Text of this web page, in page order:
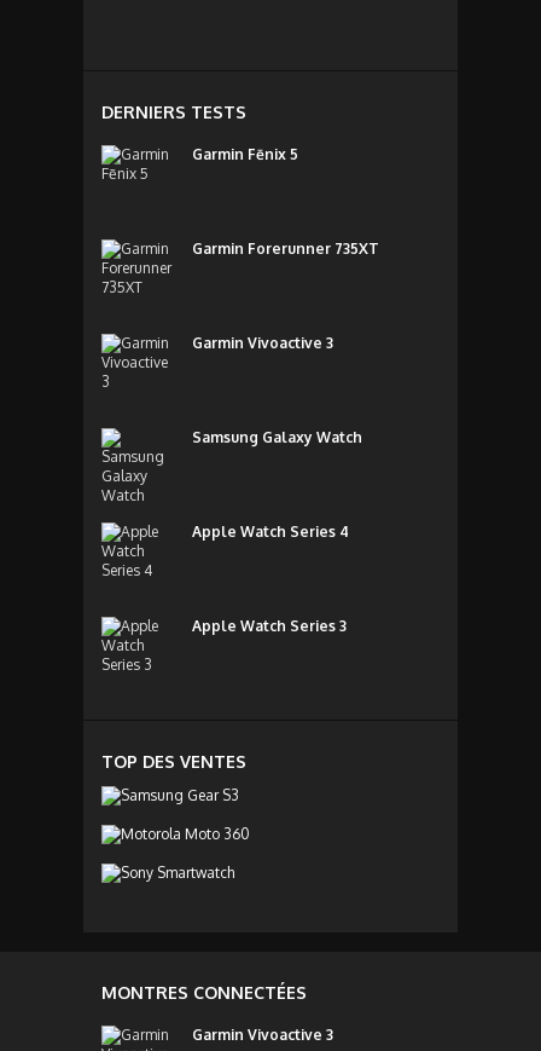
DERNIERS TESTS
Garmin Fēnix 5
Garmin Forerunner 735XT
Garmin Vivoactive 3
Samsung Galaxy Watch
Apple Watch Series 4
Apple Watch Series 3
TOP DES VENTES
MONTRES CONNECTÉES
Garmin Vivoactive 3